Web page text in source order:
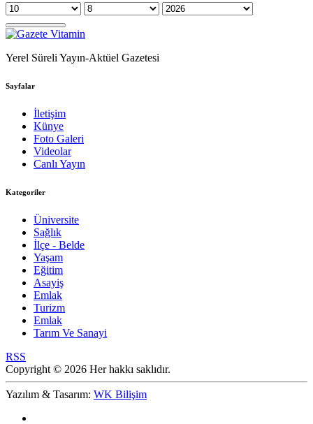
Yerel Süreli Yayın-Aktüel Gazetesi
Sayfalar
İletişim
Künye
Foto Galeri
Videolar
Canlı Yayın
Kategoriler
Üniversite
Sağlık
İlçe - Belde
Yaşam
Eğitim
Asayiş
Emlak
Turizm
Emlak
Tarım Ve Sanayi
RSS
Copyright © 2026 Her hakkı saklıdır.
Yazılım & Tasarım: WK Bilişim